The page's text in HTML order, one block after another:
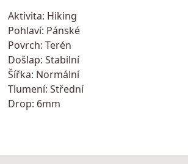
Aktivita: Hiking
Pohlaví: Pánské
Povrch: Terén
Došlap: Stabilní
Šířka: Normální
Tlumení: Střední
Drop: 6mm